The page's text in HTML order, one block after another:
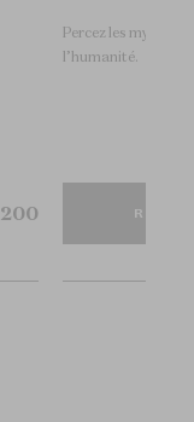
Percez les
l’humanité. ​